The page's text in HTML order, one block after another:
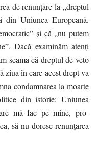
de renunțare la „dreptul
Uniunea Europeană.
și că „nu putem
Dacă examinăm atenți
seama că dreptul de veto
ziua în care acest drept va
condamnarea la moarte
din istorie: Uniunea
mă fac pe mine, pro-
să nu doresc renunțarea